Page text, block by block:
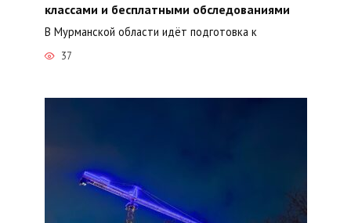
классами и бесплатными обследованиями
В Мурманской области идёт подготовка к
37